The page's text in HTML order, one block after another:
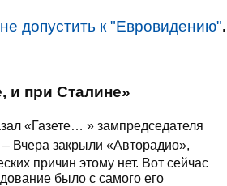
допустить к "Евровидению".
и при Сталине»
«Газете… » зампредседателя
– Вчера закрыли «Авторадио»,
причин этому нет. Вот сейчас
было с самого его